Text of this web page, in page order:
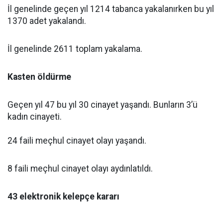
İl genelinde geçen yıl 1214 tabanca yakalanırken bu yıl
1370 adet yakalandı.
İl genelinde 2611 toplam yakalama.
Kasten öldürme
Geçen yıl 47 bu yıl 30 cinayet yaşandı. Bunların 3’ü
kadın cinayeti.
24 faili meçhul cinayet olayı yaşandı.
8 faili meçhul cinayet olayı aydınlatıldı.
43 elektronik kelepçe kararı